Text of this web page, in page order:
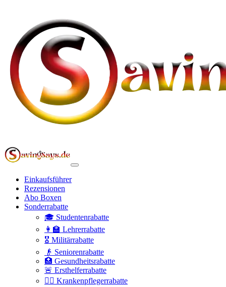
Einkaufsführer
Rezensionen
Abo Boxen
Sonderrabatte
🎓 Studentenrabatte
👩‍🏫 Lehrerrabatte
🎖️ Militärrabatte
👴 Seniorenrabatte
🏥 Gesundheitsrabatte
🚨 Ersthelferrabatte
👩‍⚕️ Krankenpflegerrabatte